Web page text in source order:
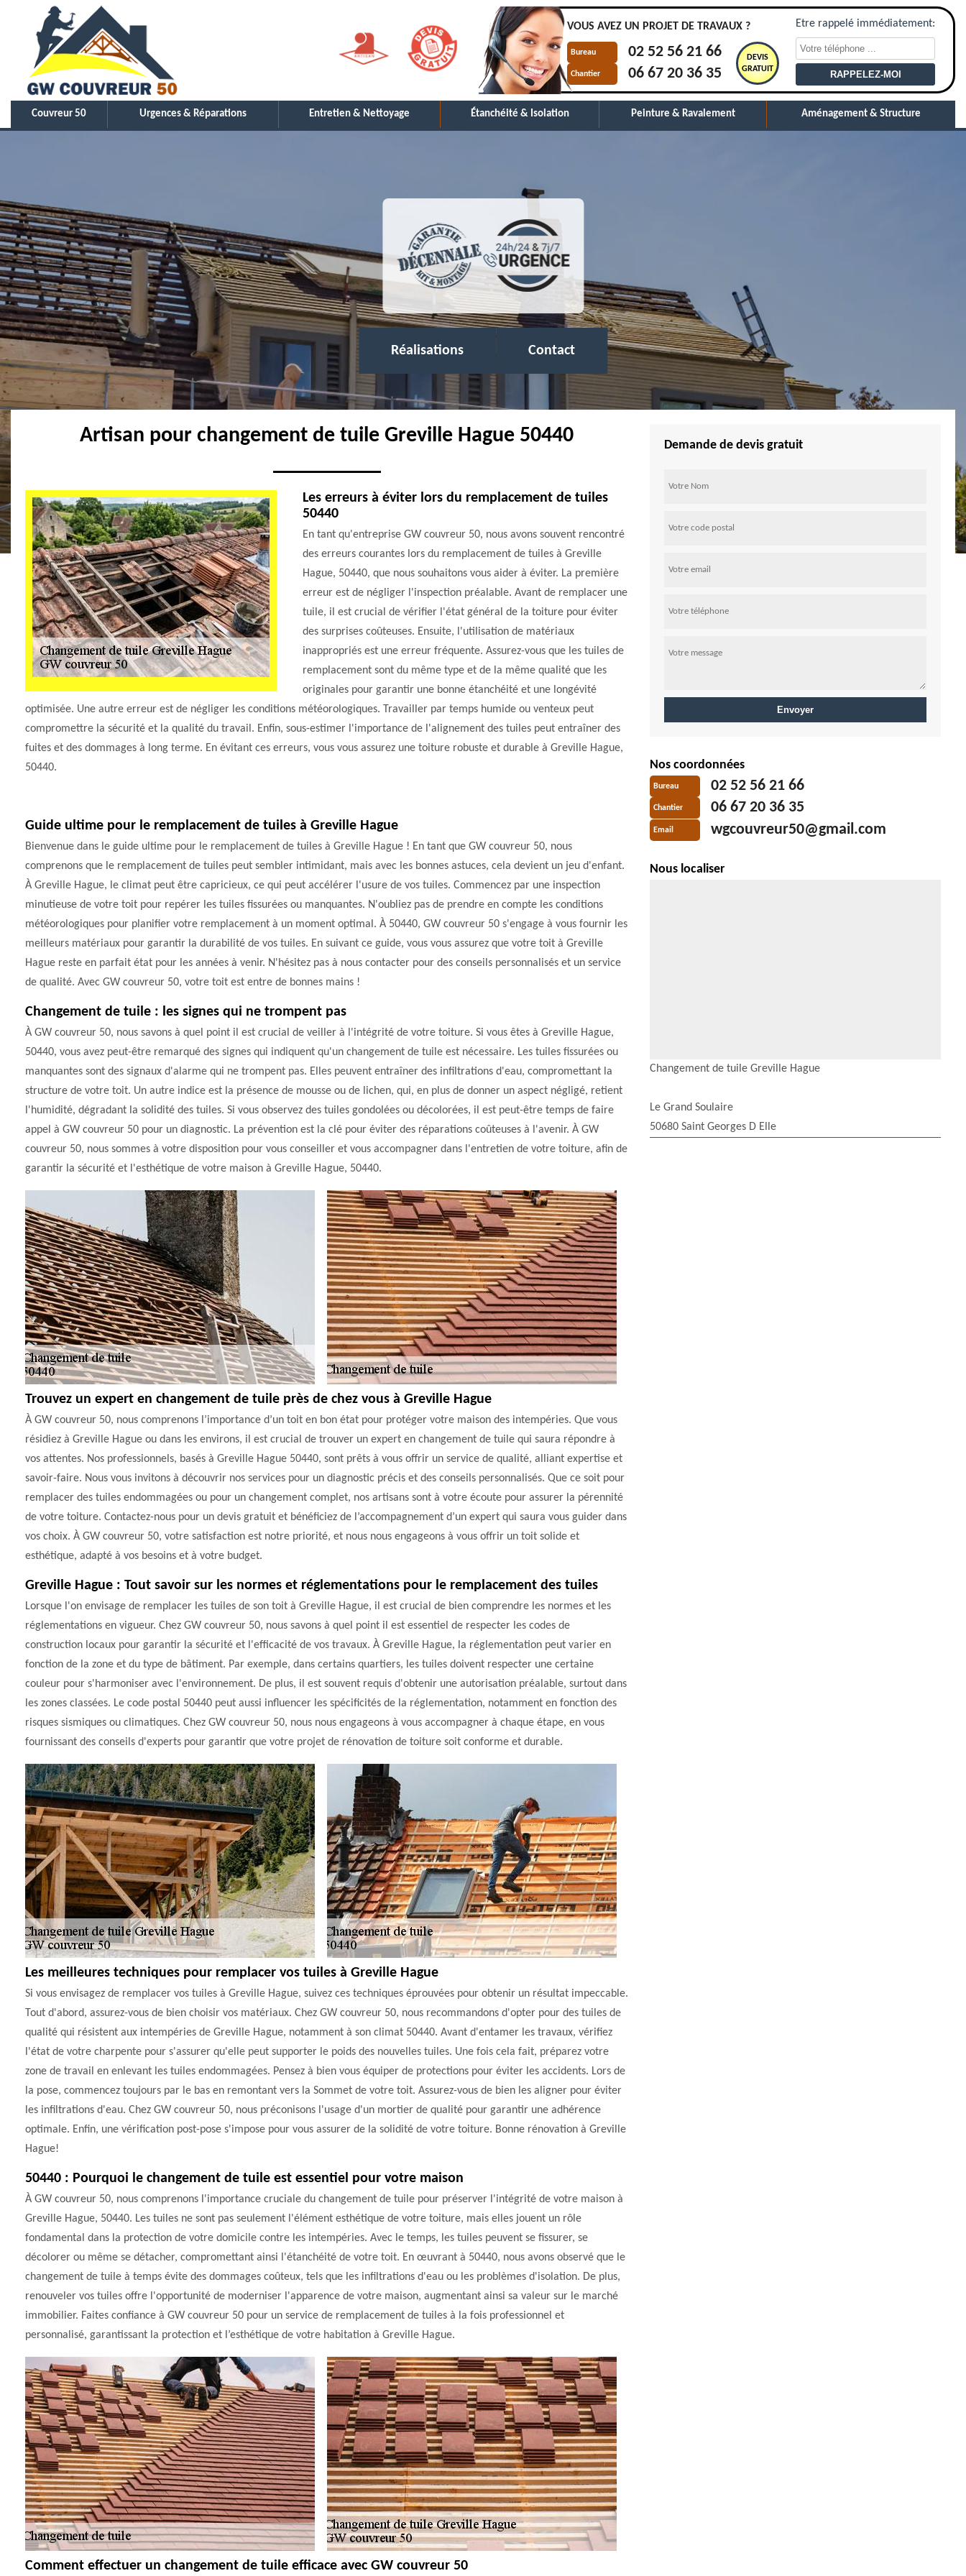
VOUS AVEZ UN PROJET DE TRAVAUX ?
Bureau 02 52 56 21 66
Chantier 06 67 20 36 35
DEVIS
GRATUIT
Etre rappelé immédiatement:
Couvreur 50 Urgences & Réparations Entretien & Nettoyage Étanchéité & Isolation Peinture & Ravalement Aménagement & Structure
Réalisations Contact
Artisan pour changement de tuile Greville Hague 50440
Les erreurs à éviter lors du remplacement de tuiles
50440
En tant qu'entreprise GW couvreur 50, nous avons souvent rencontré
des erreurs courantes lors du remplacement de tuiles à Greville
Hague, 50440, que nous souhaitons vous aider à éviter. La première
erreur est de négliger l'inspection préalable. Avant de remplacer une
tuile, il est crucial de vérifier l'état général de la toiture pour éviter
des surprises coûteuses. Ensuite, l'utilisation de matériaux
inappropriés est une erreur fréquente. Assurez-vous que les tuiles de
remplacement sont du même type et de la même qualité que les
originales pour garantir une bonne étanchéité et une longévité
optimisée. Une autre erreur est de négliger les conditions météorologiques. Travailler par temps humide ou venteux peut
compromettre la sécurité et la qualité du travail. Enfin, sous-estimer l'importance de l'alignement des tuiles peut entraîner des
fuites et des dommages à long terme. En évitant ces erreurs, vous vous assurez une toiture robuste et durable à Greville Hague,
50440.
Guide ultime pour le remplacement de tuiles à Greville Hague
Bienvenue dans le guide ultime pour le remplacement de tuiles à Greville Hague ! En tant que GW couvreur 50, nous
comprenons que le remplacement de tuiles peut sembler intimidant, mais avec les bonnes astuces, cela devient un jeu d'enfant.
À Greville Hague, le climat peut être capricieux, ce qui peut accélérer l'usure de vos tuiles. Commencez par une inspection
minutieuse de votre toit pour repérer les tuiles fissurées ou manquantes. N'oubliez pas de prendre en compte les conditions
météorologiques pour planifier votre remplacement à un moment optimal. À 50440, GW couvreur 50 s'engage à vous fournir les
meilleurs matériaux pour garantir la durabilité de vos tuiles. En suivant ce guide, vous vous assurez que votre toit à Greville
Hague reste en parfait état pour les années à venir. N'hésitez pas à nous contacter pour des conseils personnalisés et un service
de qualité. Avec GW couvreur 50, votre toit est entre de bonnes mains !
Changement de tuile : les signes qui ne trompent pas
À GW couvreur 50, nous savons à quel point il est crucial de veiller à l'intégrité de votre toiture. Si vous êtes à Greville Hague,
50440, vous avez peut-être remarqué des signes qui indiquent qu'un changement de tuile est nécessaire. Les tuiles fissurées ou
manquantes sont des signaux d'alarme qui ne trompent pas. Elles peuvent entraîner des infiltrations d'eau, compromettant la
structure de votre toit. Un autre indice est la présence de mousse ou de lichen, qui, en plus de donner un aspect négligé, retient
l'humidité, dégradant la solidité des tuiles. Si vous observez des tuiles gondolées ou décolorées, il est peut-être temps de faire
appel à GW couvreur 50 pour un diagnostic. La prévention est la clé pour éviter des réparations coûteuses à l'avenir. À GW
couvreur 50, nous sommes à votre disposition pour vous conseiller et vous accompagner dans l'entretien de votre toiture, afin de
garantir la sécurité et l'esthétique de votre maison à Greville Hague, 50440.
Trouvez un expert en changement de tuile près de chez vous à Greville Hague
À GW couvreur 50, nous comprenons l’importance d’un toit en bon état pour protéger votre maison des intempéries. Que vous
résidiez à Greville Hague ou dans les environs, il est crucial de trouver un expert en changement de tuile qui saura répondre à
vos attentes. Nos professionnels, basés à Greville Hague 50440, sont prêts à vous offrir un service de qualité, alliant expertise et
savoir-faire. Nous vous invitons à découvrir nos services pour un diagnostic précis et des conseils personnalisés. Que ce soit pour
remplacer des tuiles endommagées ou pour un changement complet, nos artisans sont à votre écoute pour assurer la pérennité
de votre toiture. Contactez-nous pour un devis gratuit et bénéficiez de l’accompagnement d’un expert qui saura vous guider dans
vos choix. À GW couvreur 50, votre satisfaction est notre priorité, et nous nous engageons à vous offrir un toit solide et
esthétique, adapté à vos besoins et à votre budget.
Greville Hague : Tout savoir sur les normes et réglementations pour le remplacement des tuiles
Lorsque l'on envisage de remplacer les tuiles de son toit à Greville Hague, il est crucial de bien comprendre les normes et les
réglementations en vigueur. Chez GW couvreur 50, nous savons à quel point il est essentiel de respecter les codes de
construction locaux pour garantir la sécurité et l'efficacité de vos travaux. À Greville Hague, la réglementation peut varier en
fonction de la zone et du type de bâtiment. Par exemple, dans certains quartiers, les tuiles doivent respecter une certaine
couleur pour s'harmoniser avec l'environnement. De plus, il est souvent requis d'obtenir une autorisation préalable, surtout dans
les zones classées. Le code postal 50440 peut aussi influencer les spécificités de la réglementation, notamment en fonction des
risques sismiques ou climatiques. Chez GW couvreur 50, nous nous engageons à vous accompagner à chaque étape, en vous
fournissant des conseils d'experts pour garantir que votre projet de rénovation de toiture soit conforme et durable.
Les meilleures techniques pour remplacer vos tuiles à Greville Hague
Si vous envisagez de remplacer vos tuiles à Greville Hague, suivez ces techniques éprouvées pour obtenir un résultat impeccable.
Tout d'abord, assurez-vous de bien choisir vos matériaux. Chez GW couvreur 50, nous recommandons d'opter pour des tuiles de
qualité qui résistent aux intempéries de Greville Hague, notamment à son climat 50440. Avant d'entamer les travaux, vérifiez
l'état de votre charpente pour s'assurer qu'elle peut supporter le poids des nouvelles tuiles. Une fois cela fait, préparez votre
zone de travail en enlevant les tuiles endommagées. Pensez à bien vous équiper de protections pour éviter les accidents. Lors de
la pose, commencez toujours par le bas en remontant vers la Sommet de votre toit. Assurez-vous de bien les aligner pour éviter
les infiltrations d'eau. Chez GW couvreur 50, nous préconisons l'usage d'un mortier de qualité pour garantir une adhérence
optimale. Enfin, une vérification post-pose s'impose pour vous assurer de la solidité de votre toiture. Bonne rénovation à Greville
Hague!
50440 : Pourquoi le changement de tuile est essentiel pour votre maison
À GW couvreur 50, nous comprenons l'importance cruciale du changement de tuile pour préserver l'intégrité de votre maison à
Greville Hague, 50440. Les tuiles ne sont pas seulement l'élément esthétique de votre toiture, mais elles jouent un rôle
fondamental dans la protection de votre domicile contre les intempéries. Avec le temps, les tuiles peuvent se fissurer, se
décolorer ou même se détacher, compromettant ainsi l'étanchéité de votre toit. En œuvrant à 50440, nous avons observé que le
changement de tuile à temps évite des dommages coûteux, tels que les infiltrations d'eau ou les problèmes d'isolation. De plus,
renouveler vos tuiles offre l'opportunité de moderniser l'apparence de votre maison, augmentant ainsi sa valeur sur le marché
immobilier. Faites confiance à GW couvreur 50 pour un service de remplacement de tuiles à la fois professionnel et
personnalisé, garantissant la protection et l’esthétique de votre habitation à Greville Hague.
Comment effectuer un changement de tuile efficace avec GW couvreur 50
Demande de devis gratuit
Nos coordonnées
Bureau 02 52 56 21 66
Chantier 06 67 20 36 35
Email wgcouvreur50@gmail.com
Nous localiser
Changement de tuile Greville Hague
Le Grand Soulaire
50680 Saint Georges D Elle